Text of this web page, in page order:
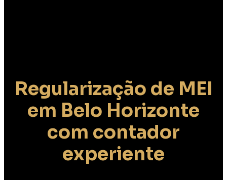
Regularização de MEI
em Belo Horizonte
com contador
experiente